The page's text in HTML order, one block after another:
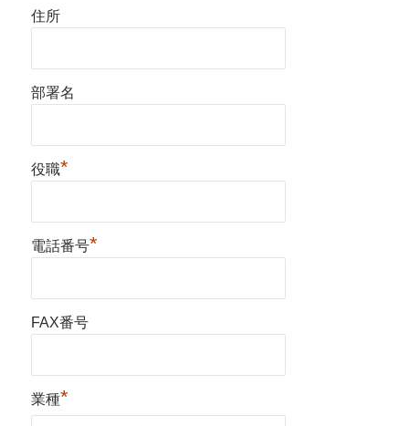
住所
部署名
役職*
電話番号*
FAX番号
業種*